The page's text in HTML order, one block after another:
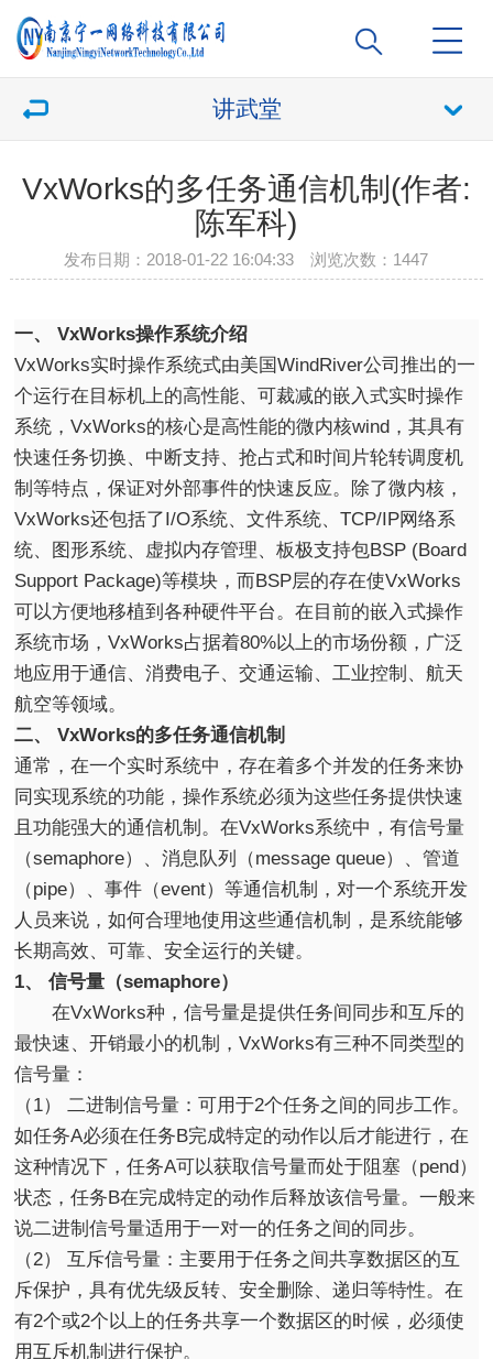
讲武堂
VxWorks的多任务通信机制(作者:
陈军科)
发布日期：2018-01-22 16:04:33 浏览次数： 1447
一、 VxWorks操作系统介绍
VxWorks实时操作系统式由美国WindRiver公司推出的一
个运行在目标机上的高性能、可裁减的嵌入式实时操作
系统，VxWorks的核心是高性能的微内核wind，其具有
快速任务切换、中断支持、抢占式和时间片轮转调度机
制等特点，保证对外部事件的快速反应。除了微内核，
VxWorks还包括了I/O系统、文件系统、TCP/IP网络系
统、图形系统、虚拟内存管理、板极支持包BSP (Board
Support Package)等模块，而BSP层的存在使VxWorks
可以方便地移植到各种硬件平台。在目前的嵌入式操作
系统市场，VxWorks占据着80%以上的市场份额，广泛
地应用于通信、消费电子、交通运输、工业控制、航天
航空等领域。
二、 VxWorks的多任务通信机制
通常，在一个实时系统中，存在着多个并发的任务来协
同实现系统的功能，操作系统必须为这些任务提供快速
且功能强大的通信机制。在VxWorks系统中，有信号量
（semaphore）、消息队列（message queue）、管道
（pipe）、事件（event）等通信机制，对一个系统开发
人员来说，如何合理地使用这些通信机制，是系统能够
长期高效、可靠、安全运行的关键。
1、 信号量（semaphore）
在VxWorks种，信号量是提供任务间同步和互斥的
最快速、开销最小的机制，VxWorks有三种不同类型的
信号量：
（1） 二进制信号量：可用于2个任务之间的同步工作。
如任务A必须在任务B完成特定的动作以后才能进行，在
这种情况下，任务A可以获取信号量而处于阻塞（pend）
状态，任务B在完成特定的动作后释放该信号量。一般来
说二进制信号量适用于一对一的任务之间的同步。
（2） 互斥信号量：主要用于任务之间共享数据区的互
斥保护，具有优先级反转、安全删除、递归等特性。在
有2个或2个以上的任务共享一个数据区的时候，必须使
用互斥机制进行保护。